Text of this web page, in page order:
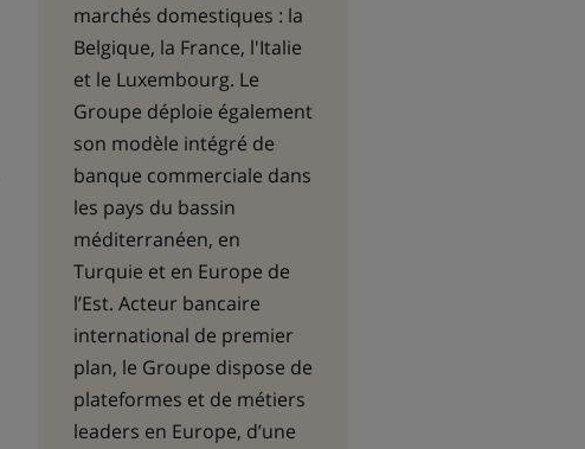
marchés domestiques : la
Belgique, la France, l'Italie
et le Luxembourg. Le
Groupe déploie également
son modèle intégré de
banque commerciale dans
les pays du bassin
méditerranéen, en
Turquie et en Europe de
l’Est. Acteur bancaire
international de premier
plan, le Groupe dispose de
plateformes et de métiers
leaders en Europe, d’une